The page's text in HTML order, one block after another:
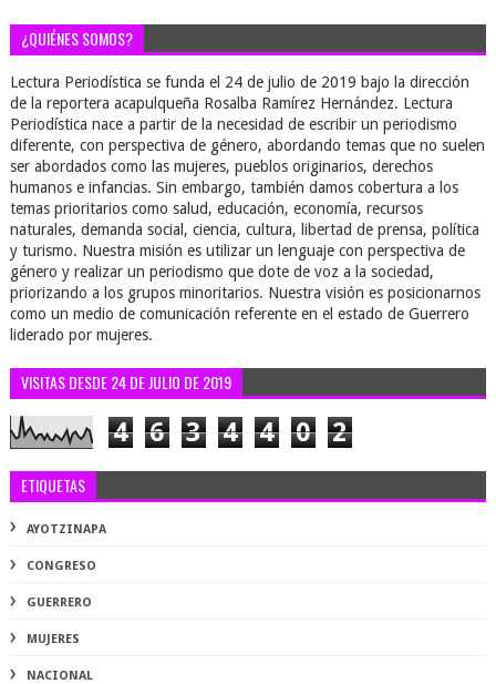
¿QUIÉNES SOMOS?
Lectura Periodística se funda el 24 de julio de 2019 bajo la dirección
de la reportera acapulqueña Rosalba Ramírez Hernández. Lectura
Periodística nace a partir de la necesidad de escribir un periodismo
diferente, con perspectiva de género, abordando temas que no suelen
ser abordados como las mujeres, pueblos originarios, derechos
humanos e infancias. Sin embargo, también damos cobertura a los
temas prioritarios como salud, educación, economía, recursos
naturales, demanda social, ciencia, cultura, libertad de prensa, política
y turismo. Nuestra misión es utilizar un lenguaje con perspectiva de
género y realizar un periodismo que dote de voz a la sociedad,
priorizando a los grupos minoritarios. Nuestra visión es posicionarnos
como un medio de comunicación referente en el estado de Guerrero
liderado por mujeres.
VISITAS DESDE 24 DE JULIO DE 2019
4 6 3 4 4 0 2
ETIQUETAS
AYOTZINAPA
CONGRESO
GUERRERO
MUJERES
NACIONAL